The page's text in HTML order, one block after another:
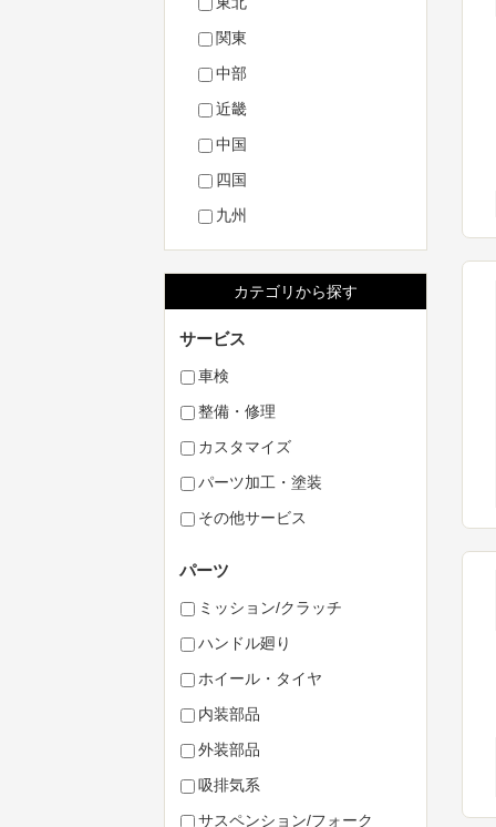
関東
中部
近畿
中国
四国
九州
カテゴリから探す
サービス
車検
整備・修理
カスタマイズ
パーツ加工・塗装
その他サービス
パーツ
ミッション/クラッチ
ハンドル廻り
ホイール・タイヤ
内装部品
外装部品
吸排気系
サスペンション/フォーク